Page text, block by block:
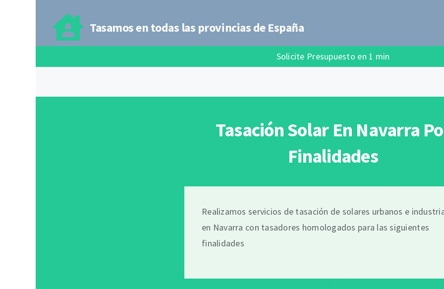
Tasamos en todas las provincias de España
Solicite Presupuesto en 1 min
Tasación Solar En Navarra
Finalidades
Realizamos servicios de tasación de solares urbanos e
en Navarra con tasadores homologados para las siguientes
finalidades